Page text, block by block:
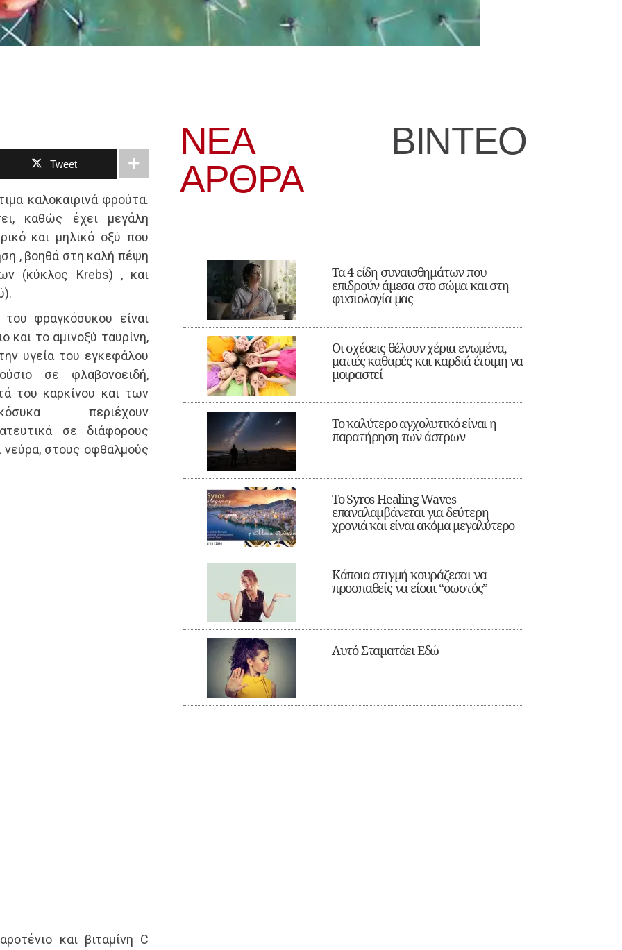
Tweet
καλοκαιρινά φρούτα.
καθώς έχει μεγάλη
και μηλικό οξύ που
, βοηθά στη καλή πέψη
(κύκλος Krebs) , και
φραγκόσυκου είναι
και το αμινοξύ ταυρίνη,
υγεία του εγκεφάλου
σε φλαβονοειδή,
του καρκίνου και των
περιέχουν
σε διάφορους
νεύρα, στους οφθαλμούς
και βιταμίνη C
ΝΕΑ
ΆΡΘΡΑ
ΒΙΝΤΕΟ
Τα 4 είδη συναισθημάτων που
επιδρούν άμεσα στο σώμα και στη
φυσιολογία μας
Οι σχέσεις θέλουν χέρια ενωμένα,
ματιές καθαρές και καρδιά έτοιμη να
μοιραστεί
Το καλύτερο αγχολυτικό είναι η
παρατήρηση των άστρων
Το Syros Healing Waves
επαναλαμβάνεται για δεύτερη
χρονιά και είναι ακόμα μεγαλύτερο
Κάποια στιγμή κουράζεσαι να
προσπαθείς να είσαι “σωστός”
Αυτό Σταματάει Εδώ